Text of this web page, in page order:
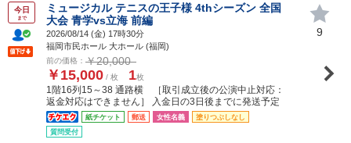
今日
まで
ミュージカル テニスの王子様 4thシーズン 全国
大会 青学vs立海 前編
2026/08/14 (金) 17時30分
福岡市民ホール 大ホール (福岡)
前の価格： ￥20,000
￥15,000 / 枚 1枚
1階16列15～38 通路横 ［取引成立後の公演中止対応：
返金対応はできません］ 入金日の3日後までに発送予定
紙チケット 郵送 女性名義
塗りつぶしなし
質問受付
9